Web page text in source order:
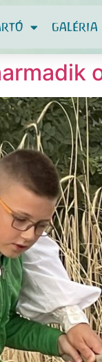
GALÉRIA